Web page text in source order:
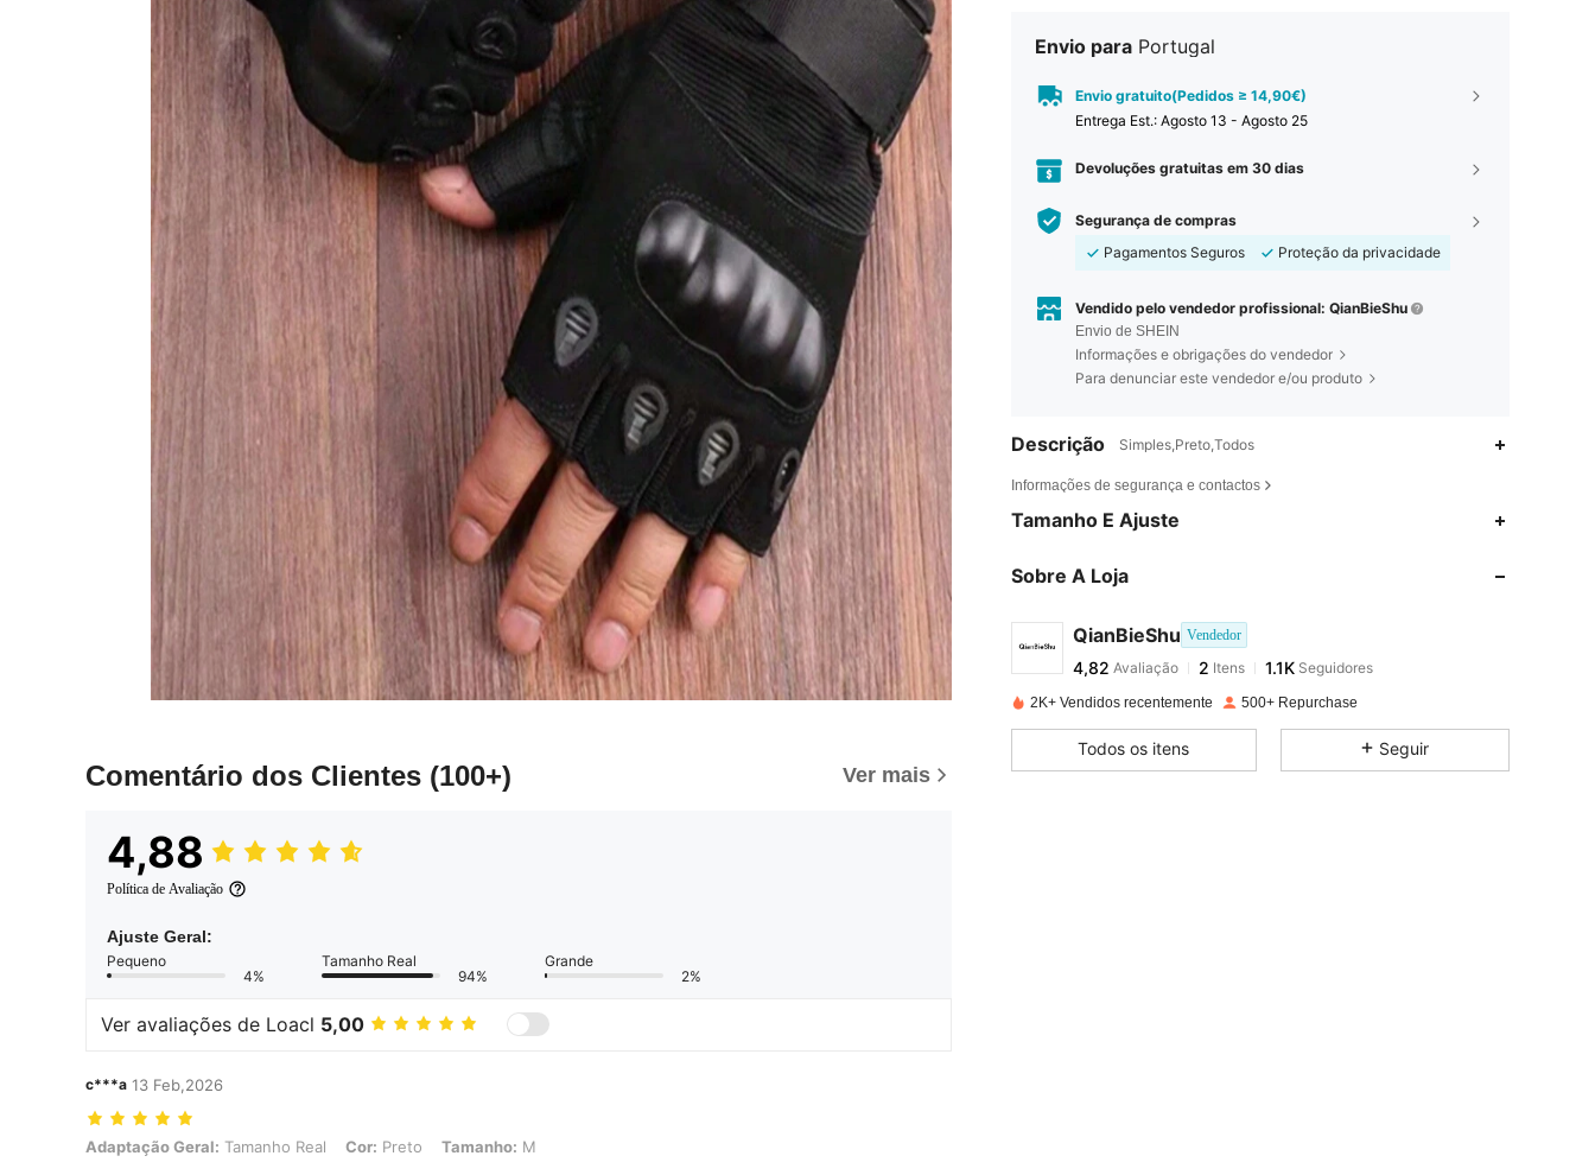
Comentário dos Clientes (100+) Ver mais
4,88
Política de Avaliação
Ajuste Geral:
Pequeno
4%
Tamanho Real
94%
Grande
2%
Ver avaliações de Loacl 5,00
c***a 13 Feb,2026
Adaptação Geral: Tamanho Real, Cor: Preto, Tamanho: M
Adaptação Geral: Tamanho Real Cor: Preto Tamanho: M
Envio para Portugal
Envio gratuito(Pedidos ≥ 14,90€)
Entrega Est.: Agosto 13 - Agosto 25
Devoluções gratuitas em 30 dias
Segurança de compras
Pagamentos Seguros
Proteção da privacidade
Vendido pelo vendedor profissional: QianBieShu
Envio de SHEIN
Informações e obrigações do vendedor
Para denunciar este vendedor e/ou produto
Descrição Simples,Preto,Todos
Informações de segurança e contactos
Tamanho E Ajuste
Sobre A Loja
QianBieShu Vendedor
4,82
4,82
2Itens
s***2seguiu1 dia atrás
4,82
2K+ Vendidos recentemente 500+ Repurchase
Todos os itens Seguir